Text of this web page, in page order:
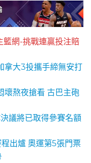
網-挑戰連贏投注賠
拿大3投攜手締無安打
壞熬夜搶看 古巴主砲
議將已取得參賽名額
出爐 奧運第5張門票